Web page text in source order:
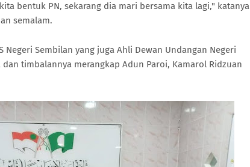
bentuk PN, sekarang dia mari bersama kita lagi," katanya
semalam.
Sembilan yang juga Ahli Dewan Undangan Negeri
timbalannya merangkap Adun Paroi, Kamarol Ridzuan